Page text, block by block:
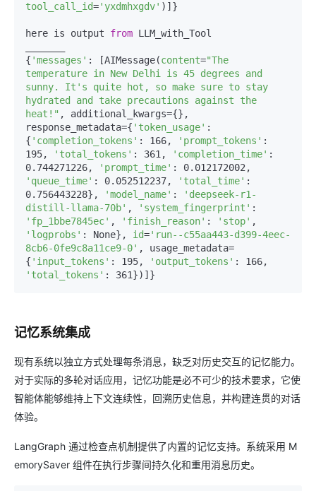
tool_call_id='yxdmhxgdv' )]}
here is output from LLM_with_Tool
{ 'messages' : [AIMessage(content="The
temperature in New Delhi is 45 degrees and
sunny. It's quite hot, so make sure to stay
hydrated and take precautions against the
heat!" , additional_kwargs={},
response_metadata={ 'token_usage' :
{ 'completion_tokens' : 166, 'prompt_tokens' :
195,
'total_tokens' : 361, 'completion_time' :
0.744271226,
'prompt_time'
'queue_time' : 0.052512237, 'total_time' :
0.756443228},
'model_name' :
'deepseek-r1-
distill-llama-70b' , 'system_fingerprint'
'fp_1bbe7845ec' , 'finish_reason' : 'stop'
'logprobs' : None}, id='run--c55aa443-d399-4eec-
8cb6-0fe9c8a11ce9-0' , usage_metadata=
{ 'input_tokens' : 195, 'output_tokens'
'total_tokens'
记忆系统集成
现有系统以独立方式处理每条消息，缺乏对历史交互的记忆能力。
对于实际的多轮对话应用，记忆功能是必不可少的技术要求，它使
智能体能够维持上下文连续性，回溯历史信息，并构建连贯的对话
体验。
LangGraph 通过检查点机制提供了内置的记忆支持。系统采用 M
emorySaver 组件在执行步骤间持久化和重用消息历史。